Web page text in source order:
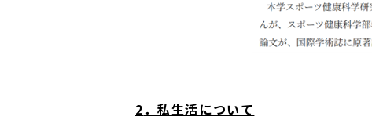
2．私生活について